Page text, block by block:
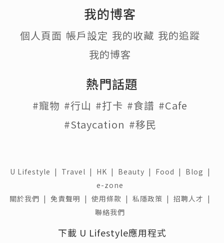
我的博客
個人頁面 帳戶設定 我的收藏 我的追蹤
我的博客
熱門話題
#寵物 #行山 #打卡 #食譜 #Cafe
#Staycation #移民
U Lifestyle | Travel | HK | Beauty | Food | Blog |
e-zone
關於我們 | 免責聲明 | 使用條款 | 私隱政策 | 招聘人才 |
聯絡我們
下載 U Lifestyle應用程式